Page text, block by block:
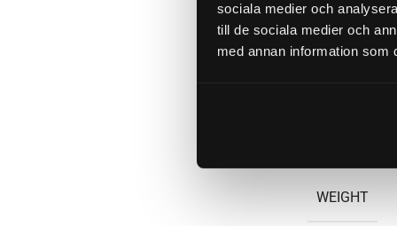
sociala medier och
till de sociala medier och
med annan information som
GÄNGMÅTT
LÄNGD